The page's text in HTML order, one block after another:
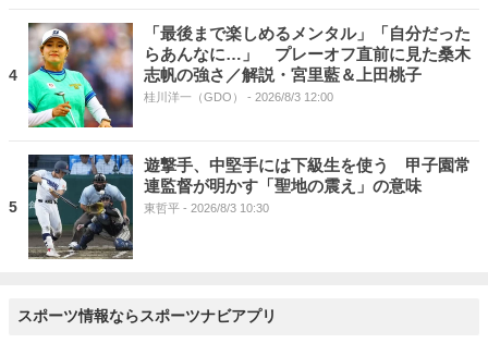
4
「最後まで楽しめるメンタル」「自分だった
らあんなに…」 プレーオフ直前に見た桑木
志帆の強さ／解説・宮里藍＆上田桃子
桂川洋一（GDO） - 2026/8/3 12:00
5
遊撃手、中堅手には下級生を使う 甲子園常
連監督が明かす「聖地の震え」の意味
東哲平 - 2026/8/3 10:30
スポーツ情報ならスポーツナビアプリ